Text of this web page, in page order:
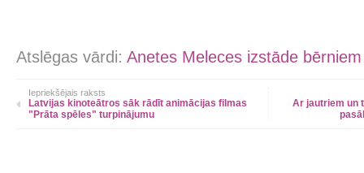
Atslēgas vārdi: Anetes Meleces izstāde bērniem
Iepriekšējais raksts
Latvijas kinoteātros sāk rādīt animācijas filmas
"Prāta spēles" turpinājumu
Ar jautriem un